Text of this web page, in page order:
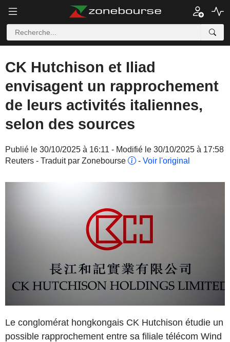
CK Hutchison et Iliad
envisagent un rapprochement
de leurs activités italiennes,
selon des sources
Publié le 30/10/2025 à 16:11 - Modifié le 30/10/2025 à 17:58
Reuters - Traduit par Zonebourse
- Voir l'original
Le conglomérat hongkongais CK Hutchison étudie un
possible rapprochement entre sa filiale télécom Wind